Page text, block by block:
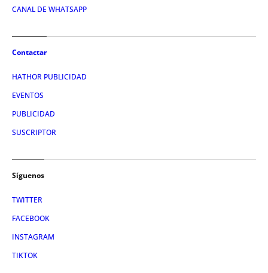
CANAL DE WHATSAPP
Contactar
HATHOR PUBLICIDAD
EVENTOS
PUBLICIDAD
SUSCRIPTOR
Síguenos
TWITTER
FACEBOOK
INSTAGRAM
TIKTOK